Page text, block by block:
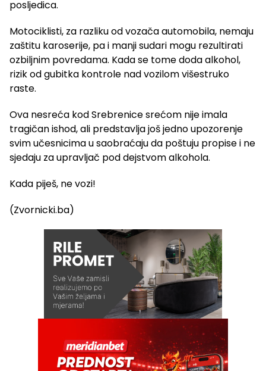
posljedica.
Motociklisti, za razliku od vozača automobila, nemaju
zaštitu karoserije, pa i manji sudari mogu rezultirati
ozbiljnim povredama. Kada se tome doda alkohol,
rizik od gubitka kontrole nad vozilom višestruko
raste.
Ova nesreća kod Srebrenice srećom nije imala
tragičan ishod, ali predstavlja još jedno upozorenje
svim učesnicima u saobraćaju da poštuju propise i ne
sjedaju za upravljač pod dejstvom alkohola.
Kada piješ, ne vozi!
(Zvornicki.ba)